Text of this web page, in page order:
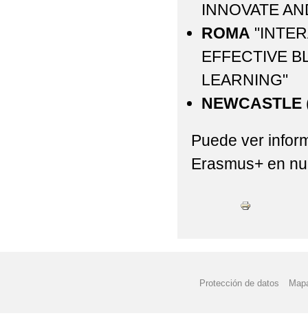
INNOVATE
ROMA
EFFECTIVE
LEARNING"
NEWCASTLE
Puede ver
Erasmus+ en
Protección de datos